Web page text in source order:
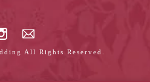
All Rights Reserved.